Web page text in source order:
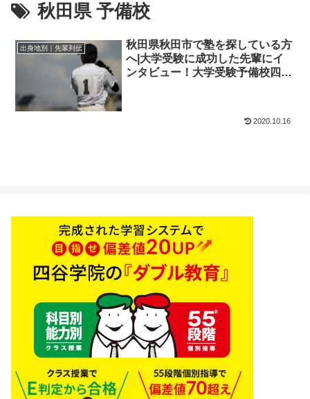
秋田県 予備校
出身地別｜先輩列伝
秋田県秋田市で塾を探している方
へ|大学受験に成功した先輩にイ
ンタビュー！大学受験予備校四谷
2020.10.16